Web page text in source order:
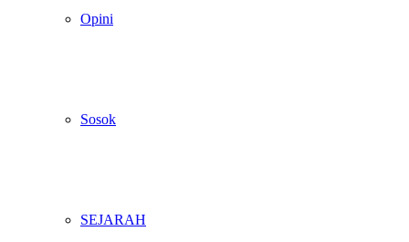
Opini
Sosok
SEJARAH